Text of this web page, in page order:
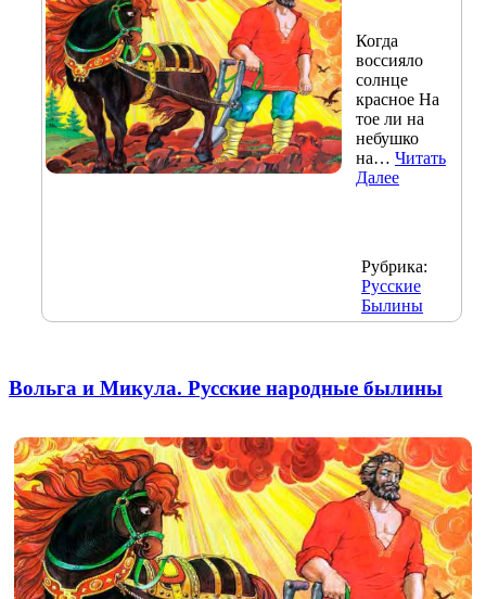
Когда
воссияло
солнце
красное На
тое ли на
небушко
на… Читать
Далее
Рубрика:
Русские
Былины
Вольга и Микула. Русские народные былины